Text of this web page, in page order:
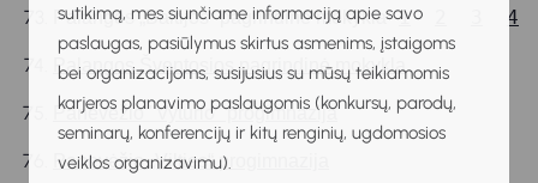
sutikimą, mes siunčiame informaciją apie savo
paslaugas, pasiūlymus skirtus asmenims, įstaigoms
bei organizacijoms, susijusius su mūsų teikiamomis
karjeros planavimo paslaugomis (konkursų, parodų,
seminarų, konferencijų ir kitų renginių, ugdomosios
veiklos organizavimu).
Palangos „Baltijos“ pagrindinė mokykla 1 4
Palangos Šventosios pagrindinė mokykla
Panevėžio "Vyturio" progimnazija
Panevėžio „Vilties“ progimnazija